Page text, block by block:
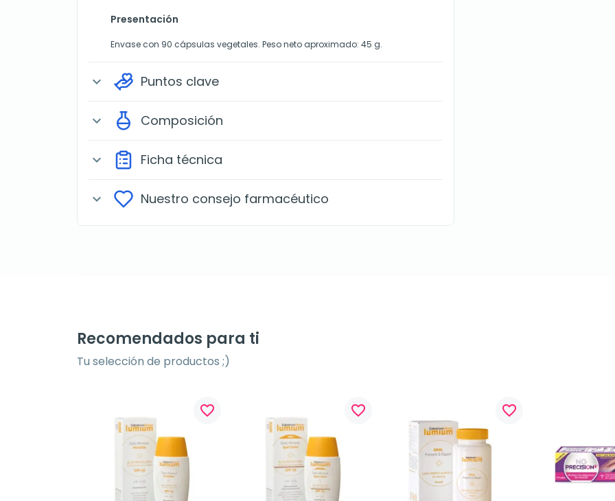
Presentación
Envase con 90 cápsulas vegetales. Peso neto aproximado: 45 g.
expand_more Puntos clave
expand_more Composición
expand_more Ficha técnica
expand_more Nuestro consejo farmacéutico
Recomendados para ti
Tu selección de productos ;)
favorite_border favorite_border favorite_border